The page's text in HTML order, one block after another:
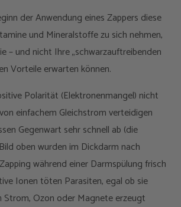
der Anwendung eines Zappers diese
und Mineralstoffe zu sich nehmen,
– und nicht Ihre „schwarzauftreibenden
Vorteile erwarten können.
Polarität (Elektronenmangel) nicht
einfachem Gleichstrom verteidigen
Gegenwart sehr schnell ab (die
oben wurden im Dickdarm nach
während einer Darmspülung frisch
Ionen töten Parasiten, egal ob sie
Strom, Ozon oder Magnete erzeugt